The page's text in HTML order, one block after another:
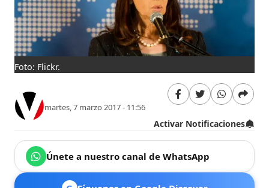
Foto: Flickr.
martes, 7 marzo 2017 - 11:56
Activar Notificaciones
Únete a nuestro canal de WhatsApp